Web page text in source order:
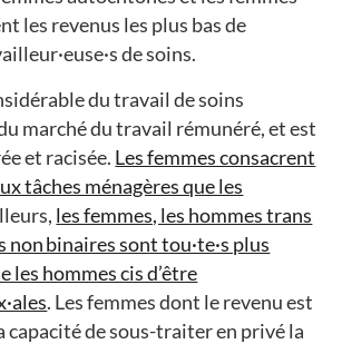
les revenus les plus bas de
de soins.
du travail de soins
marché du travail rémunéré, et est
et racisée. Les femmes consacrent
tâches ménagères que les
les femmes, les hommes trans
non binaires sont tou·te·s plus
les hommes cis d’être
. Les femmes dont le revenu est
capacité de sous-traiter en privé la